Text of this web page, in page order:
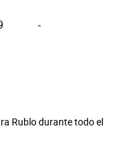
-
Rublo durante todo el